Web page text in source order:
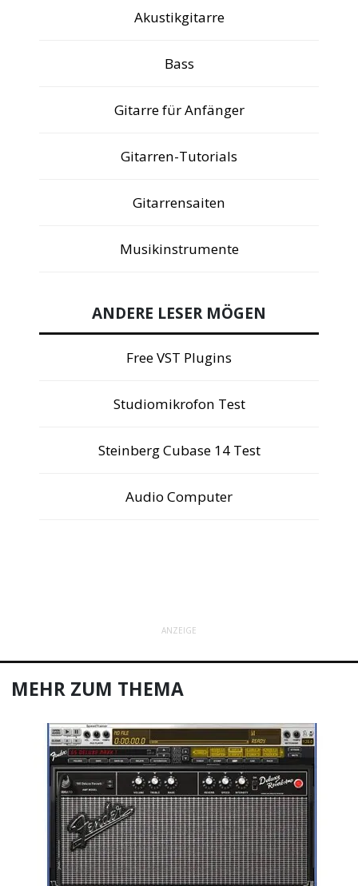
Akustikgitarre
Bass
Gitarre für Anfänger
Gitarren-Tutorials
Gitarrensaiten
Musikinstrumente
ANDERE LESER MÖGEN
Free VST Plugins
Studiomikrofon Test
Steinberg Cubase 14 Test
Audio Computer
ANZEIGE
MEHR ZUM THEMA